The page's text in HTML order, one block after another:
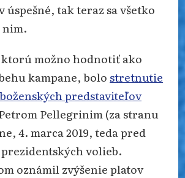
úspešné, tak teraz sa všetko
možno hodnotiť ako
kampane, bolostretnutie
predstaviteľov
Pellegrinim (za stranu
4. marca 2019, teda pred
volieb.
oznámil zvýšenie platov